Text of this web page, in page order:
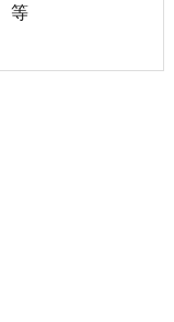
等